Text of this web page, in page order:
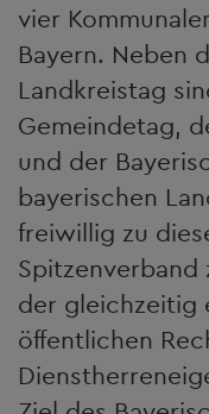
vier
Bayern. Neben
Landkreistag
Gemeindetag,
und der
bayerischen
freiwillig zu
Spitzenverband
der gleichzeitig
öffentlichen